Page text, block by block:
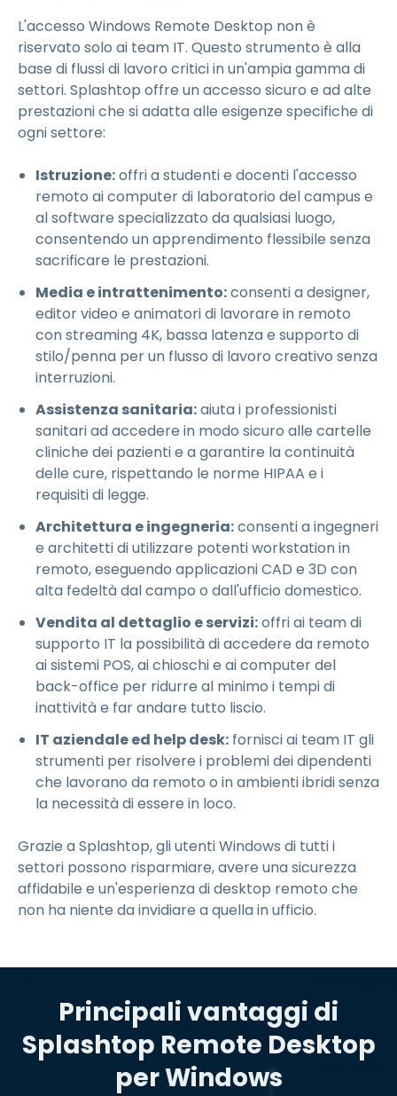
L'accesso Windows Remote Desktop non è
riservato solo ai team IT. Questo strumento è alla
base di flussi di lavoro critici in un'ampia gamma di
settori. Splashtop offre un accesso sicuro e ad alte
prestazioni che si adatta alle esigenze specifiche di
ogni settore:
Istruzione:offri a studenti e docenti l'accesso
remoto ai computer di laboratorio del campus e
al software specializzato da qualsiasi luogo,
consentendo un apprendimento flessibile senza
sacrificare le prestazioni.
Media e intrattenimento:consenti a designer,
editor video e animatori di lavorare in remoto
con streaming 4K, bassa latenza e supporto di
stilo/penna per un flusso di lavoro creativo senza
interruzioni.
Assistenza sanitaria:aiuta i professionisti
sanitari ad accedere in modo sicuro alle cartelle
cliniche dei pazienti e a garantire la continuità
delle cure, rispettando le norme HIPAA e i
requisiti di legge.
Architettura e ingegneria:consenti a ingegneri
e architetti di utilizzare potenti workstation in
remoto, eseguendo applicazioni CAD e 3D con
alta fedeltà dal campo o dall'ufficio domestico.
Vendita al dettaglio e servizi:offri ai team di
supporto IT la possibilità di accedere da remoto
ai sistemi POS, ai chioschi e ai computer del
back-office per ridurre al minimo i tempi di
inattività e far andare tutto liscio.
IT aziendale ed help desk: fornisci ai team IT gli
strumenti per risolvere i problemi dei dipendenti
che lavorano da remoto o in ambienti ibridi senza
la necessità di essere in loco.
Grazie a Splashtop, gli utenti Windows di tutti i
settori possono risparmiare, avere una sicurezza
affidabile e un'esperienza di desktop remoto che
non ha niente da invidiare a quella in ufficio.
Principali vantaggi di
Splashtop Remote Desktop
per Windows